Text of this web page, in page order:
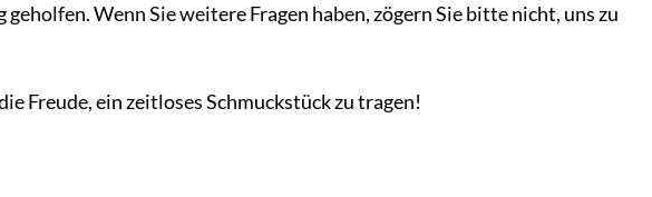
Wenn Sie weitere Fragen haben, zögern Sie bitte nicht, uns zu
Freude, ein zeitloses Schmuckstück zu tragen!